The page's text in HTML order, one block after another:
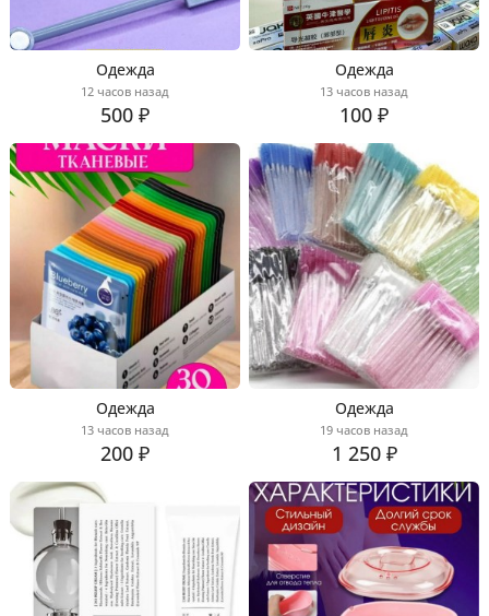
Одежда
12 часов назад
500 ₽
Одежда
13 часов назад
100 ₽
Одежда
13 часов назад
200 ₽
Одежда
19 часов назад
1 250 ₽